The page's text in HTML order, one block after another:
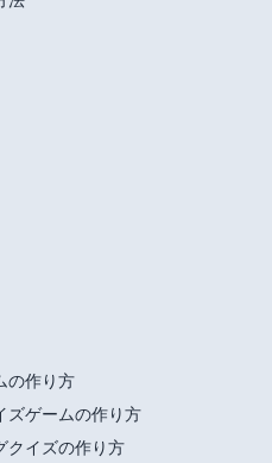
の作り方
ズゲームの作り方
クイズの作り方